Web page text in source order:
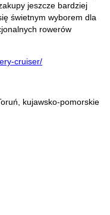
jeszcze bardziej
świetnym wyborem dla
rowerów
cruiser/
kujawsko-pomorskie